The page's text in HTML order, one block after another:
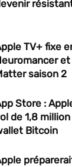
résistant
TV+ fixe
saison 2
Store :
de 1,8
Bitcoin